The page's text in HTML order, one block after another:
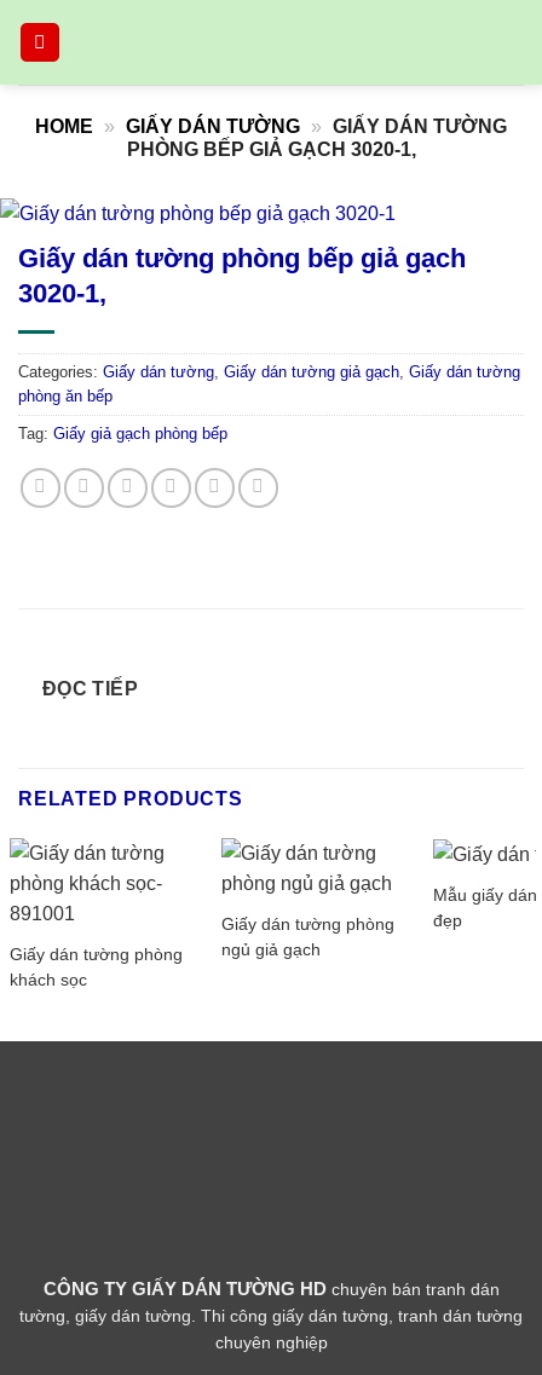
HOME » GIẤY DÁN TƯỜNG » GIẤY DÁN TƯỜNG
PHÒNG BẾP GIẢ GẠCH 3020-1,
Giấy dán tường phòng bếp giả gạch
3020-1,
Categories: Giấy dán tường, Giấy dán tường giả gạch, Giấy dán tường
phòng ăn bếp
Tag: Giấy giả gạch phòng bếp
ĐỌC TIẾP
RELATED PRODUCTS
Giấy dán tường phòng
khách sọc
Giấy dán tường phòng
ngủ giả gạch
Mẫu giấy
đẹp
CÔNG TY GIẤY DÁN TƯỜNG HD chuyên bán tranh dán
tường, giấy dán tường. Thi công giấy dán tường, tranh dán tường
chuyên nghiệp